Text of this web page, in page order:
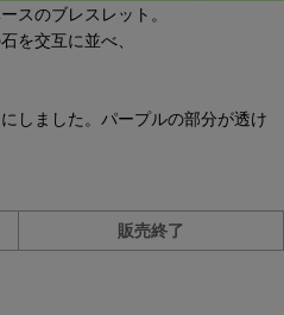
スのブレスレット。
を交互に並べ、
しました。パープルの部分が透け
販売終了